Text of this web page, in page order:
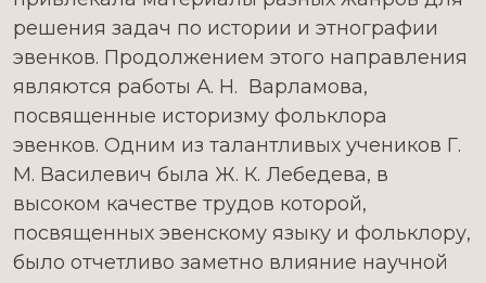
решения задач по истории и этнографии
эвенков. Продолжением этого направления
являются работы А. Н. Варламова,
посвященные историзму фольклора
эвенков. Одним из талантливых учеников Г.
М. Василевич была Ж. К. Лебедева, в
высоком качестве трудов которой,
посвященных эвенскому языку и фольклору,
было отчетливо заметно влияние научной